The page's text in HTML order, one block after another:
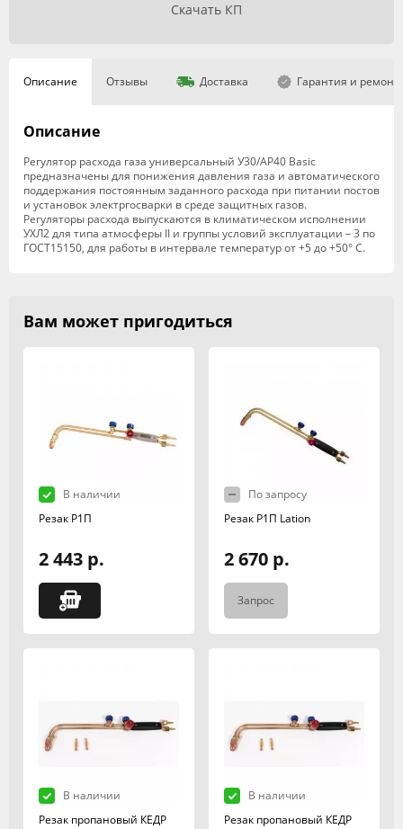
Скачать КП
Описание Отзывы Доставка Гарантия и ремонт
Описание
Регулятор расхода газа универсальный У30/АР40 Basic
предназначены для понижения давления газа и автоматического
поддержания постоянным заданного расхода при питании постов
и установок электргосварки в среде защитных газов.
Регуляторы расхода выпускаются в климатическом исполнении
УХЛ2 для типа атмосферы II и группы условий эксплуатации – 3 по
ГОСТ15150, для работы в интервале температур от +5 до +50° С.
Вам может пригодиться
В наличии
Резак Р1П
2 443 р.
По запросу
Резак Р1П Lation
2 670 р.
Запрос
В наличии
Резак пропановый КЕДР
В наличии
Резак пропановый КЕДР